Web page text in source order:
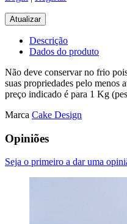
Descrição
Dados do produto
Não deve conservar no frio
suas propriedades pelo menos
preço indicado é para 1 Kg
Marca Cake Design
Opiniões
Seja o primeiro a dar uma